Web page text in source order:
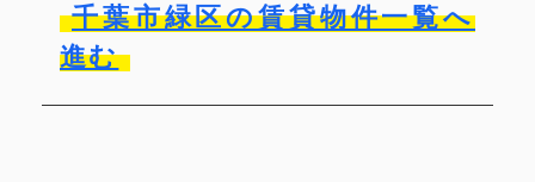
千葉市緑区の賃貸物件一覧へ
進む